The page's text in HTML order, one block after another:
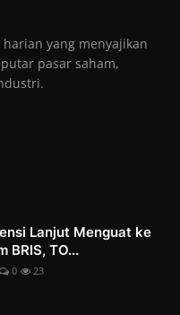
yang menyajikan
pasar saham,
Lanjut Menguat ke
BRIS, TO...
0 23